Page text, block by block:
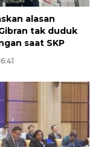
alasan
tak duduk
saat SKP